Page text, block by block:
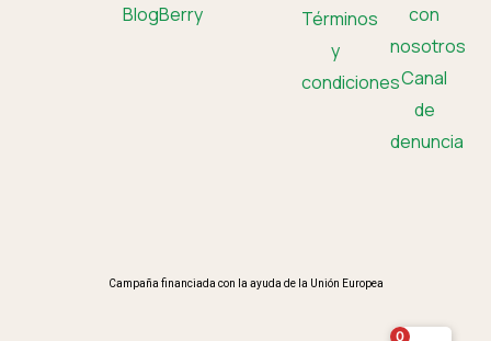
BlogBerry
Términos
y
condiciones
con
nosotros
Canal
de
denuncia
Campaña financiada con la ayuda de la Unión Europea
0